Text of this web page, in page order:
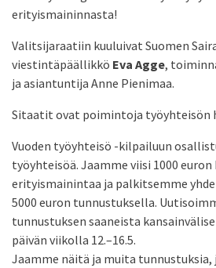
erityismaininnasta!
Valitsijaraatiin kuuluivat Suomen
viestintäpäällikkö Eva Agge,
ja asiantuntija Anne Pienimaa.
Sitaatit ovat poimintoja työyhteisön
Vuoden työyhteisö -kilpailuun
työyhteisöä. Jaamme viisi 1000
erityismainintaa ja palkitsemme
5000 euron tunnustuksella.
tunnustuksen saaneista
päivän viikolla 12.–16.5.
Jaamme näitä ja muita